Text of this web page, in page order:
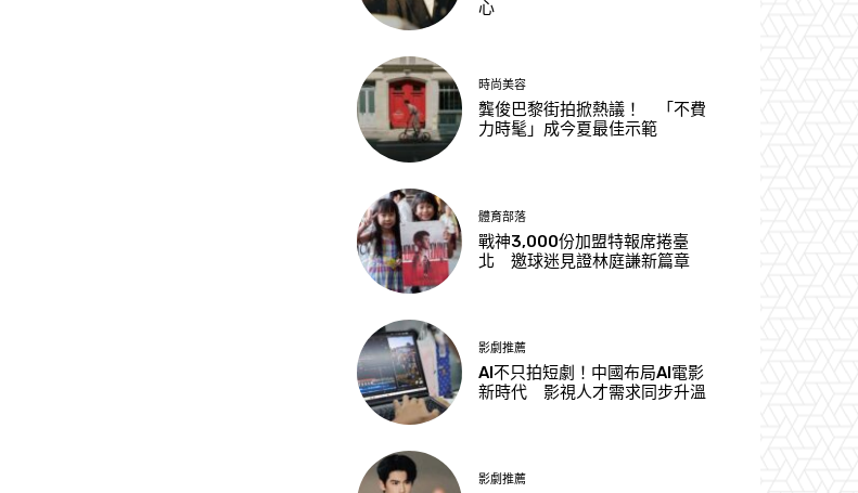
心
時尚美容
龔俊巴黎街拍掀熱議！ 「不費
力時髦」成今夏最佳示範
體育部落
戰神3,000份加盟特報席捲臺
北 邀球迷見證林庭謙新篇章
影劇推薦
AI不只拍短劇！中國布局AI電影
新時代 影視人才需求同步升溫
影劇推薦